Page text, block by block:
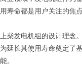
寿命都是用户关注的焦
柴发电机组的设计理念
延长其使用寿命奠定了
。